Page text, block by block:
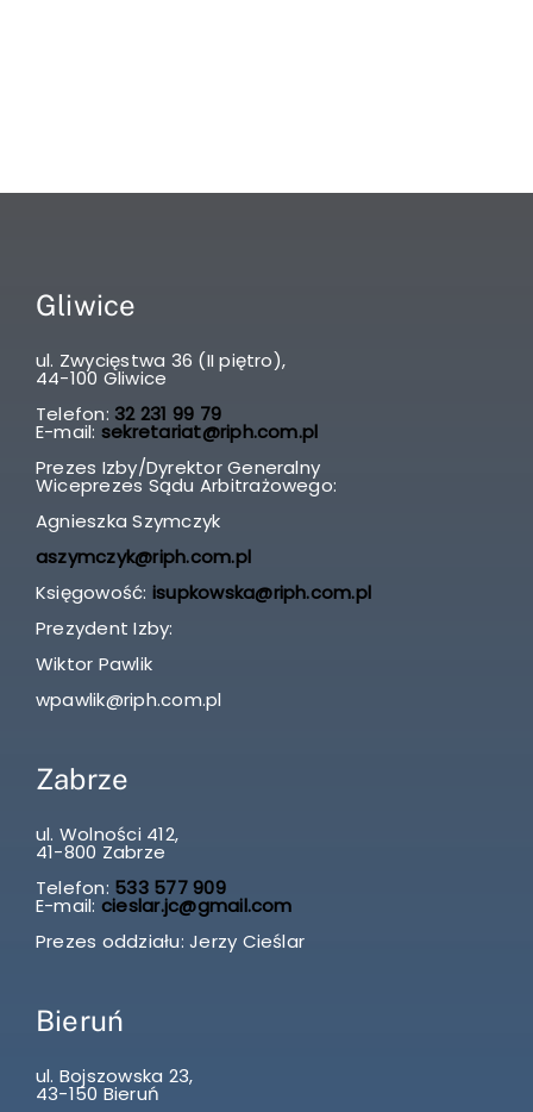
Gliwice
ul. Zwycięstwa 36 (II piętro),
44-100 Gliwice
Telefon: 32 231 99 79
E-mail: sekretariat@riph.com.pl
Prezes Izby/Dyrektor Generalny
Wiceprezes Sądu Arbitrażowego:
Agnieszka Szymczyk
aszymczyk@riph.com.pl
Księgowość: isupkowska@riph.com.pl
Prezydent Izby:
Wiktor Pawlik
wpawlik@riph.com.pl
Zabrze
ul. Wolności 412,
41-800 Zabrze
Telefon: 533 577 909
E-mail: cieslar.jc@gmail.com
Prezes oddziału: Jerzy Cieślar
Bieruń
ul. Bojszowska 23,
43-150 Bieruń